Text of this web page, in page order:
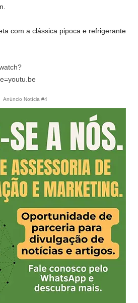
com a clássica pipoca e refrigerante
Anúncio Notícia #4